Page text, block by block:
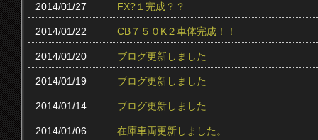
2014/01/27 FX?１完成？？
2014/01/22 CB７５０K２車体完成！！
2014/01/20 ブログ更新しました
2014/01/19 ブログ更新しました
2014/01/14 ブログ更新しました
2014/01/06 在庫車両更新しました。